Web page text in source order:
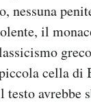
nessuna
il
cella di
avrebbe